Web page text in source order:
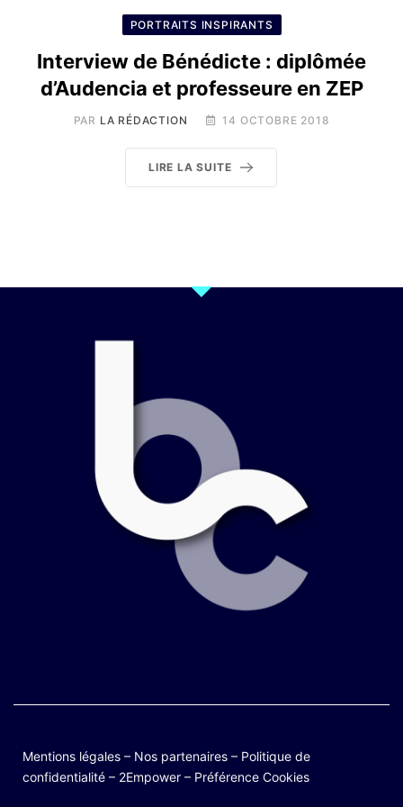
PORTRAITS INSPIRANTS
Interview de Bénédicte : diplômée
d’Audencia et professeure en ZEP
PAR LA RÉDACTION 14 OCTOBRE 2018
LIRE LA SUITE
Mentions légales – Nos partenaires – Politique de
confidentialité – 2Empower – Préférence Cookies